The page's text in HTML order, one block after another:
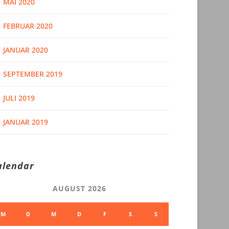
FEBRUAR 2020
JANUAR 2020
SEPTEMBER 2019
JULI 2019
JANUAR 2019
AUGUST 2026
M D M D F S S